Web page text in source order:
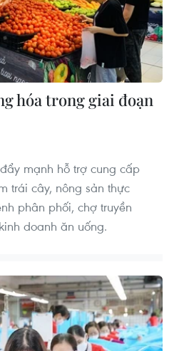
hóa trong giai đoạn
mạnh hỗ trợ cung cấp
trái cây, nông sản thực
phân phối, chợ truyền
doanh ăn uống.